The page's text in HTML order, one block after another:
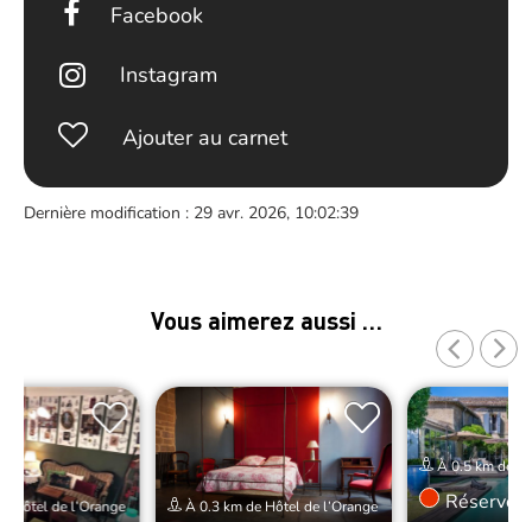
Facebook
Instagram
Ajouter au carnet
Dernière modification : 29 avr. 2026, 10:02:39
Vous aimerez aussi …
Hôtel de l’Orange À 0.3 km de Hôtel de l’Orange
À 0.5 km de
Réserver